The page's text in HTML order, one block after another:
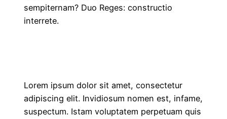
sempiternam? Duo Reges: constructio
interrete.
Lorem ipsum dolor sit amet, consectetur
adipiscing elit. Invidiosum nomen est, infame,
suspectum. Istam voluptatem perpetuam quis